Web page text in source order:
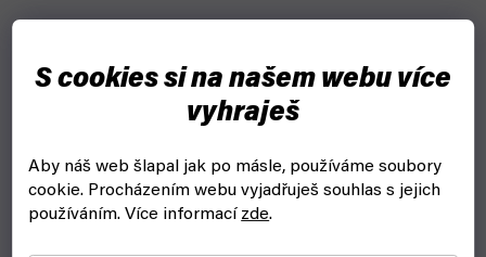
S cookies si na našem webu více
vyhraješ
Aby náš web šlapal jak po másle, používáme soubory
cookie. Procházením webu vyjadřuješ souhlas s jejich
používáním. Více informacízde.
Warhammer The Horus Heresy: Solar Auxillia -
Malcador Heavy Tank
skladem, ihned k odeslání
1 449 Kč Do košíku